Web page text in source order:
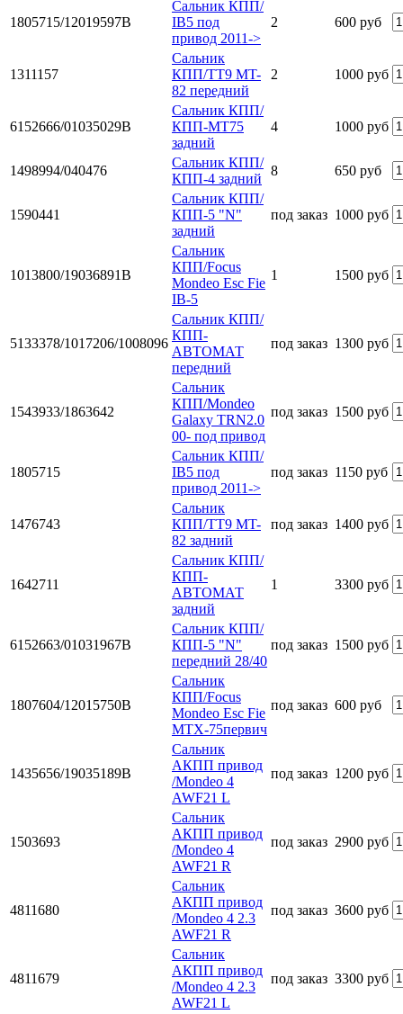
1805715/12019597B
Сальник КПП/
IB5 под
привод 2011->
2 600 руб
1311157
Сальник
КПП/TT9 MT-
82 передний
2 1000 руб
6152666/01035029B
Сальник КПП/
КПП-МТ75
задний
4 1000 руб
1498994/040476
Сальник КПП/
КПП-4 задний
8 650 руб
1590441
Сальник КПП/
КПП-5 "N"
задний
под заказ 1000 руб
1013800/19036891B
Сальник
КПП/Focus
Mondeo Esc Fie
IB-5
1 1500 руб
5133378/1017206/1008096
Сальник КПП/
КПП-
АВТОМАТ
передний
под заказ 1300 руб
1543933/1863642
Сальник
КПП/Mondeo
Galaxy TRN2.0
00- под привод
под заказ 1500 руб
1805715
Сальник КПП/
IB5 под
привод 2011->
под заказ 1150 руб
1476743
Сальник
КПП/TT9 MT-
82 задний
под заказ 1400 руб
1642711
Сальник КПП/
КПП-
АВТОМАТ
задний
1 3300 руб
6152663/01031967B
Сальник КПП/
КПП-5 "N"
передний 28/40
под заказ 1500 руб
1807604/12015750B
Сальник
КПП/Focus
Mondeo Esc Fie
MTX-75первич
под заказ 600 руб
1435656/19035189B
Сальник
АКПП привод
/Mondeo 4
AWF21 L
под заказ 1200 руб
1503693
Сальник
АКПП привод
/Mondeo 4
AWF21 R
под заказ 2900 руб
4811680
Сальник
АКПП привод
/Mondeo 4 2.3
AWF21 R
под заказ 3600 руб
4811679
Сальник
АКПП привод
/Mondeo 4 2.3
AWF21 L
под заказ 3300 руб